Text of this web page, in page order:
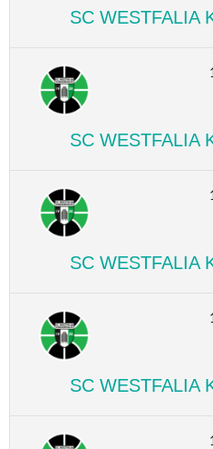
SC WESTFALIA
SC WESTFALIA
SC WESTFALIA
SC WESTFALIA